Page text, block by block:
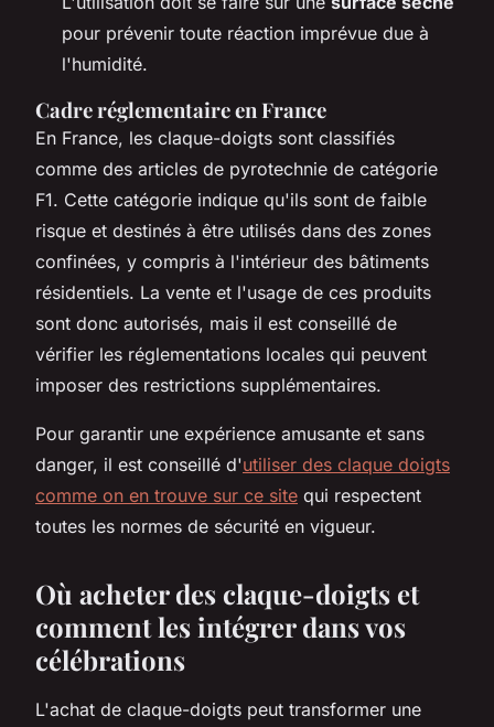
pour prévenir toute réaction imprévue due à
l'humidité.
Cadre réglementaire en France
En France, les claque-doigts sont classifiés
comme des articles de pyrotechnie de catégorie
F1. Cette catégorie indique qu'ils sont de faible
risque et destinés à être utilisés dans des zones
confinées, y compris à l'intérieur des bâtiments
résidentiels. La vente et l'usage de ces produits
sont donc autorisés, mais il est conseillé de
vérifier les réglementations locales qui peuvent
imposer des restrictions supplémentaires.
Pour garantir une expérience amusante et sans
danger, il est conseillé d'utiliser des claque doigts
comme on en trouve sur ce site qui respectent
toutes les normes de sécurité en vigueur.
Où acheter des claque-doigts et
comment les intégrer dans vos
célébrations
L'achat de claque-doigts peut transformer une